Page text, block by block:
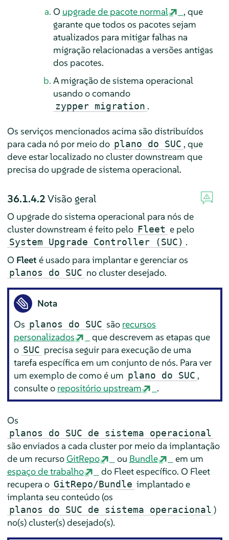
O upgrade de pacote normal
, que
garante que todos os pacotes sejam
atualizados para mitigar falhas na
migração relacionadas a versões antigas
dos pacotes.
A migração de sistema operacional
usando o comando
zypper migration .
Os serviços mencionados acima são distribuídos
para cada nó por meio do plano do SUC , que
deve estar localizado no cluster downstream que
precisa do upgrade de sistema operacional.
36.1.4.2Visão geral
O upgrade do sistema operacional para nós de
cluster downstream é feito pelo Fleet e pelo
System Upgrade Controller (SUC) .
O Fleet é usado para implantar e gerenciar os
planos do SUC no cluster desejado.
Nota
Os planos do SUC são recursos
personalizados
que descrevem as etapas que
o SUC precisa seguir para execução de uma
tarefa específica em um conjunto de nós. Para ver
um exemplo de como é um plano do SUC ,
consulte o repositório upstream .
Os
planos do SUC de sistema operacional
são enviados a cada cluster por meio da implantação
de um recursoGitRepo ou Bundle
em um
espaço de trabalho
do Fleet específico. O Fleet
recupera o GitRepo/Bundle implantado e
implanta seu conteúdo (os
planos do SUC de sistema operacional )
no(s) cluster(s) desejado(s).